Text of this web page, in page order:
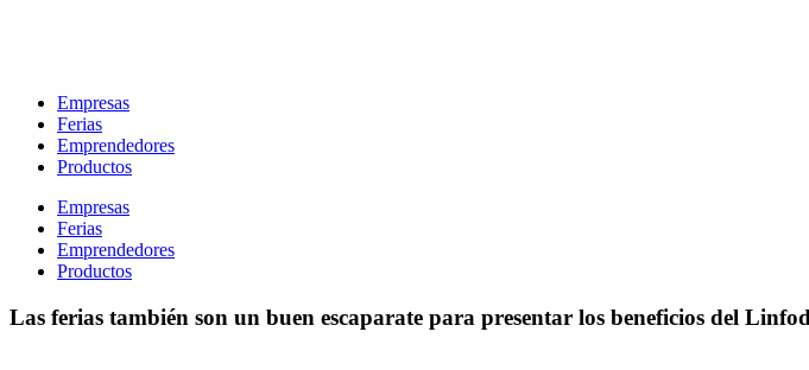
Empresas
Ferias
Emprendedores
Productos
Empresas
Ferias
Emprendedores
Productos
Las ferias también son un buen escaparate para presentar los beneficios del